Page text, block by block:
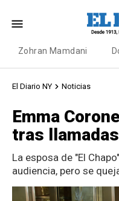
Zohran Mamdani
El Diario NY Noticias
Emma
tras
La esposa de "El
audiencia, pero se